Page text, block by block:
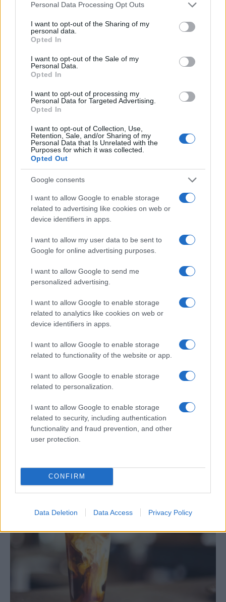
Please note that this website/app uses one or more Google
not limited to your visit or usage behaviour. You may click to
grant or deny consent to Google and its third-party tags to
use your data for below specified purposes in below Google
consent section.
Personal Data Processing Opt Outs
I want to opt-out of the Sharing of my
personal data.
Opted In
I want to opt-out of the Sale of my
Personal Data.
Opted In
I want to opt-out of processing my
Personal Data for Targeted Advertising.
Opted In
I want to opt-out of Collection, Use,
Retention, Sale, and/or Sharing of my
Personal Data that Is Unrelated with the
Purposes for which it was collected.
Opted Out
Google consents
I want to allow Google to enable storage
related to advertising like cookies on web or
device identifiers in apps.
I want to allow my user data to be sent to
Google for online advertising purposes.
I want to allow Google to send me
personalized advertising.
I want to allow Google to enable storage
related to analytics like cookies on web or
device identifiers in apps.
I want to allow Google to enable storage
related to functionality of the website or app.
I want to allow Google to enable storage
related to personalization.
I want to allow Google to enable storage
related to security, including authentication
functionality and fraud prevention, and other
user protection.
CONFIRM
Data Deletion Data Access Privacy Policy
Egy különleges családi járattal 140 új
alijázó érkezett Izraelbe
Óriási meglepetés várta a Hapoel Tel-
Aviv szurkolóit Miskolcon